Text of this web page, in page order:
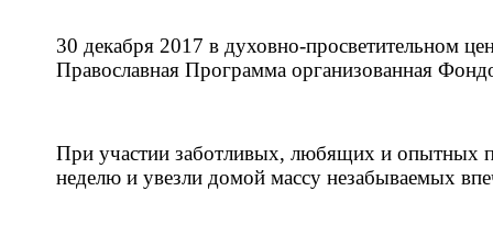
30 декабря 2017 в духовно-просветительном
Православная Программа организованная
При участии заботливых, любящих и опытных
неделю и увезли домой массу незабываемых